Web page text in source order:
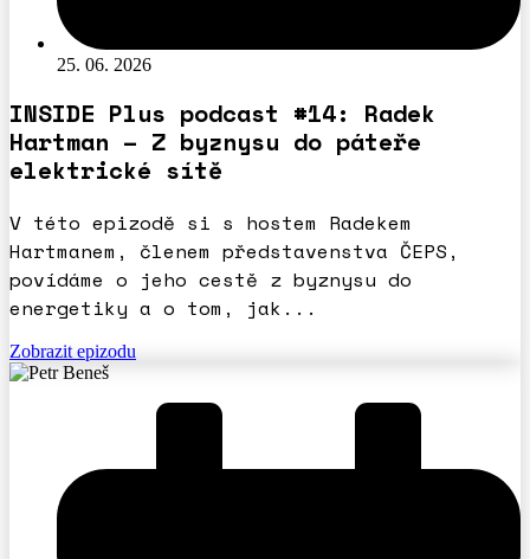
25. 06. 2026
INSIDE Plus podcast #14: Radek
Hartman – Z byznysu do páteře
elektrické sítě
V této epizodě si s hostem Radekem
Hartmanem, členem představenstva ČEPS,
povídáme o jeho cestě z byznysu do
energetiky a o tom, jak...
Zobrazit epizodu